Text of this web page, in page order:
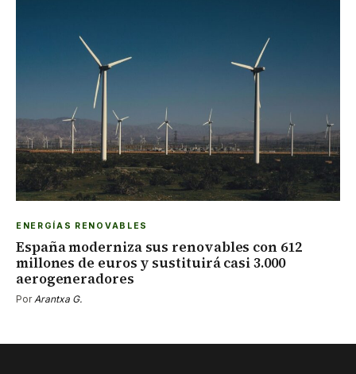
ENERGÍAS RENOVABLES
España moderniza sus renovables con 612
millones de euros y sustituirá casi 3.000
aerogeneradores
PorArantxa G.